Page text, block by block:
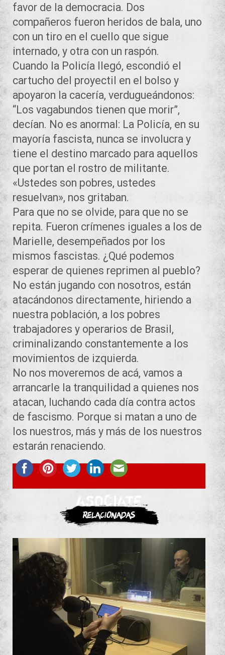
favor de la democracia. Dos
compañeros fueron heridos de bala, uno
con un tiro en el cuello que sigue
internado, y otra con un raspón.
Cuando la Policía llegó, escondió el
cartucho del proyectil en el bolso y
apoyaron la cacería, verdugueándonos:
“Los vagabundos tienen que morir”,
decían. No es anormal: La Policía, en su
mayoría fascista, nunca se involucra y
tiene el destino marcado para aquellos
que portan el rostro de militante.
«Ustedes son pobres, ustedes
resuelvan», nos gritaban.
Para que no se olvide, para que no se
repita. Fueron crímenes iguales a los de
Marielle, desempeñados por los
mismos fascistas. ¿Qué podemos
esperar de quienes reprimen al pueblo?
No están jugando con nosotros, están
atacándonos directamente, hiriendo a
nuestra población, a los pobres
trabajadores y operarios de Brasil,
criminalizando constantemente a los
movimientos de izquierda.
No nos moveremos de acá, vamos a
arrancarle la tranquilidad a quienes nos
atacan, luchando cada día contra actos
de fascismo. Porque si matan a uno de
los nuestros, más y más de los nuestros
estarán renaciendo.
ASOCIATE
Relacionadas